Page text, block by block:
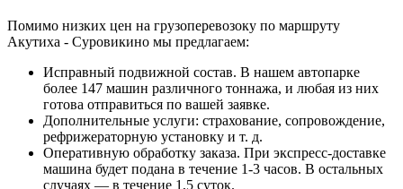
Помимо низких цен на грузоперевозоку по маршруту
Акутиха - Суровикино мы предлагаем:
Исправный подвижной состав. В нашем автопарке
более 147 машин различного тоннажа, и любая из них
готова отправиться по вашей заявке.
Дополнительные услуги: страхование, сопровождение,
рефрижераторную установку и т. д.
Оперативную обработку заказа. При экспресс-доставке
машина будет подана в течение 1-3 часов. В остальных
случаях — в течение 1,5 суток.